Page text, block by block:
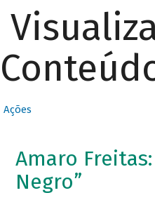
Ações
Amaro
Negro”